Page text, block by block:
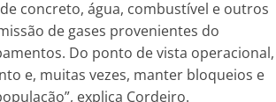
concreto, água, combustível e outros
de gases provenientes do
Do ponto de vista operacional,
e, muitas vezes, manter bloqueios e
explica Cordeiro.